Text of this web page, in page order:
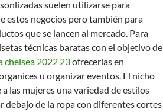
suelen utilizarse para
estos negocios pero también para
que se lancen al mercado. Para
técnicas baratas con el objetivo de
chelsea 2022 23ofrecerlas en
u organizar eventos. El nicho
las mujeres una variedad de estilos
debajo de la ropa con diferentes cortes